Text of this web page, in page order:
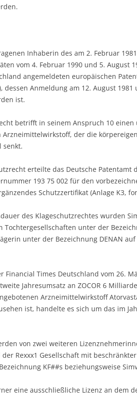
Inhaberin des am 2. Februar
vom 4. Februar 1990 und 5. August
angemeldeten europäischen
dessen Anmeldung am 12. August
ist.
betrifft in seinem Anspruch 10
der die
senkt.
erteilte das Deutsche Patentamt
193 75 002 für den
Schutzzertifikat (Anlage K3,
des Klageschutzrechtes wurden
unter der
unter der Bezeichnung DENAN
Financial Times Deutschland vom 26.
Jahresumsatz an ZOCOR 6
Arzneimittelwirkstoff
ist, handelte es sich um das im
von zwei weiteren
Rexxx1 Gesellschaft mit
KF##s beziehungsweise
eine ausschließliche Lizenz an dem